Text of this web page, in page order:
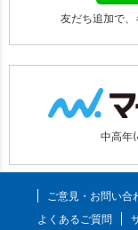
友だち追加で
中高年
ご意見・お問い合
よくあるご質問